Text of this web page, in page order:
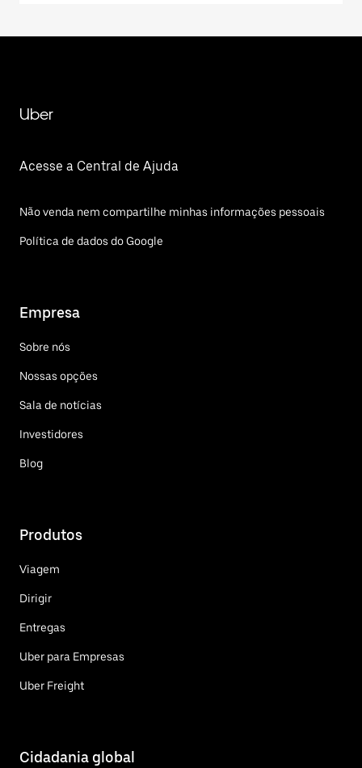
Uber
Acesse a Central de Ajuda
Não venda nem compartilhe minhas informações pessoais
Política de dados do Google
Empresa
Sobre nós
Nossas opções
Sala de notícias
Investidores
Blog
Produtos
Viagem
Dirigir
Entregas
Uber para Empresas
Uber Freight
Cidadania global